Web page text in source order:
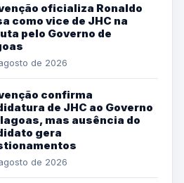
oficializa Ronaldo
como vice de JHC na
pelo Governo de
de 2026
confirma
de JHC ao Governo
mas ausência do
gera
de 2026